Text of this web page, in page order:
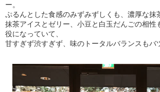
ー。
ぷるんとした食感のみずみずしくも、濃厚な抹
抹茶アイスとゼリー、小豆と白玉だんごの相性
役になっていて、
甘すぎず渋すぎず、味のトータルバランスもバ